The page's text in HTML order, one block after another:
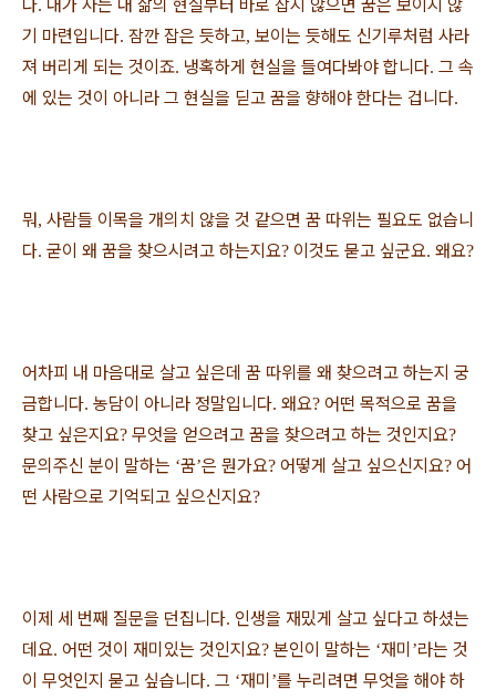
다. 내가 사는 내 삶의 현실부터 바로 잡지 않으면 꿈은 보이지 않
기 마련입니다. 잠깐 잡은 듯하고, 보이는 듯해도 신기루처럼 사라
져 버리게 되는 것이죠. 냉혹하게 현실을 들여다봐야 합니다. 그 속
에 있는 것이 아니라 그 현실을 딛고 꿈을 향해야 한다는 겁니다.
뭐, 사람들 이목을 개의치 않을 것 같으면 꿈 따위는 필요도 없습니
다. 굳이 왜 꿈을 찾으시려고 하는지요? 이것도 묻고 싶군요. 왜요?
어차피 내 마음대로 살고 싶은데 꿈 따위를 왜 찾으려고 하는지 궁
금합니다. 농담이 아니라 정말입니다. 왜요? 어떤 목적으로 꿈을
찾고 싶은지요? 무엇을 얻으려고 꿈을 찾으려고 하는 것인지요?
문의주신 분이 말하는 ‘꿈’은 뭔가요? 어떻게 살고 싶으신지요? 어
떤 사람으로 기억되고 싶으신지요?
이제 세 번째 질문을 던집니다. 인생을 재밌게 살고 싶다고 하셨는
데요. 어떤 것이 재미있는 것인지요? 본인이 말하는 ‘재미 ’라는 것
이 무엇인지 묻고 싶습니다. 그 ‘재미 ’를 누리려면 무엇을 해야 하